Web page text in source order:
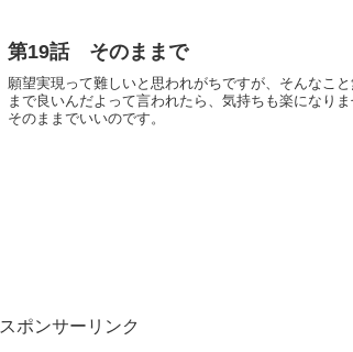
第19話 そのままで
願望実現って難しいと思われがちですが、そんなこ
まで良いんだよって言われたら、気持ちも楽になり
そのままでいいのです。
スポンサーリンク